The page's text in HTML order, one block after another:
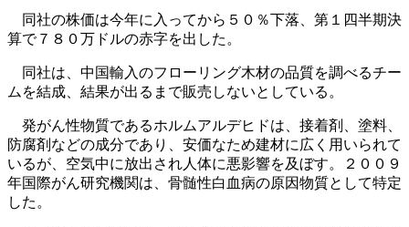
同社の株価は今年に入ってから５０％下落、第１四半期決
算で７８０万ドルの赤字を出した。
同社は、中国輸入のフローリング木材の品質を調べるチー
ムを結成、結果が出るまで販売しないとしている。
発がん性物質であるホルムアルデヒドは、接着剤、塗料、
防腐剤などの成分であり、安価なため建材に広く用いられて
いるが、空気中に放出され人体に悪影響を及ぼす。２００９
年国際がん研究機関は、骨髄性白血病の原因物質として特定
した。